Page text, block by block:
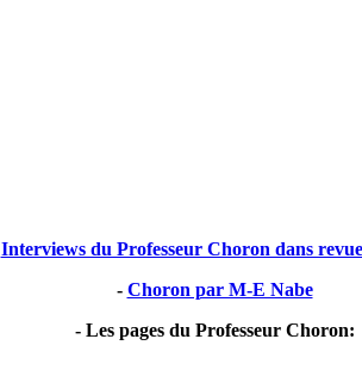
Interviews du Professeur Choron dans
- Choron par M-E Nabe
- Les pages du Professeur Choron: